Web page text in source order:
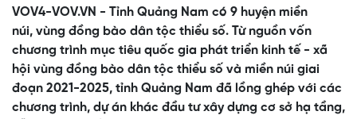
VOV4-VOV.VN - Tỉnh Quảng Nam có 9 huyện miền
núi, vùng đồng bào dân tộc thiểu số. Từ nguồn vốn
chương trình mục tiêu quốc gia phát triển kinh tế - xã
hội vùng đồng bào dân tộc thiểu số và miền núi giai
đoạn 2021-2025, tỉnh Quảng Nam đã lồng ghép với các
chương trình, dự án khác đầu tư xây dựng cơ sở hạ tầng,